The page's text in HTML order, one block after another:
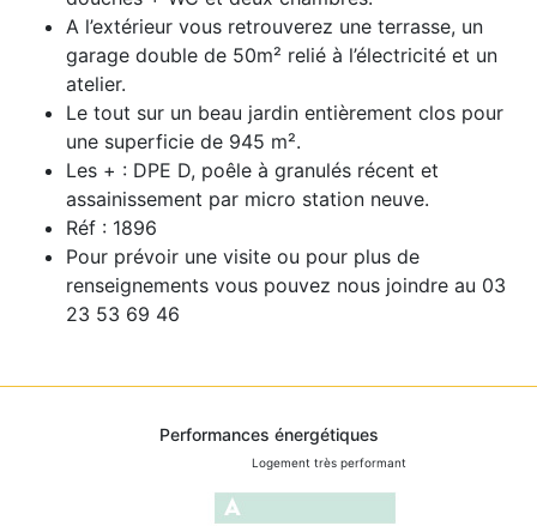
A l’extérieur vous retrouverez une terrasse, un
garage double de 50m² relié à l’électricité et un
atelier.
Le tout sur un beau jardin entièrement clos pour
une superficie de 945 m².
Les + : DPE D, poêle à granulés récent et
assainissement par micro station neuve.
Réf : 1896
Pour prévoir une visite ou pour plus de
renseignements vous pouvez nous joindre au 03
23 53 69 46
Performances énergétiques
Logement très performant